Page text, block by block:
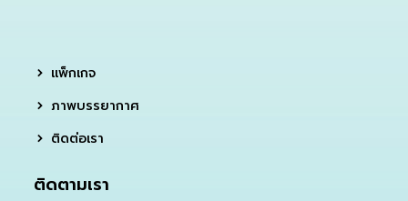
แพ็กเกจ
ภาพบรรยากาศ
ติดต่อเรา
ติดตามเรา